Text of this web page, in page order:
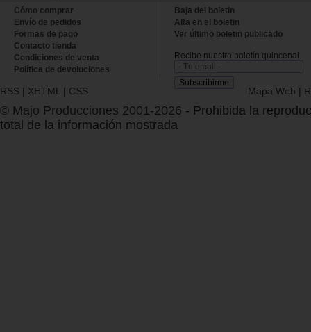
Cómo comprar
Envío de pedidos
Formas de pago
Contacto tienda
Condiciones de venta
Política de devoluciones
Baja del boletin
Alta en el boletin
Ver último boletin publicado
Recibe nuestro boletín quincenal.
RSS | XHTML | CSS Mapa Web |
© Majo Producciones 2001-2026 - Prohibida la
total de la información mostrada